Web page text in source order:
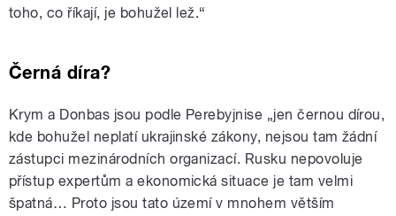
toho, co říkají, je bohužel lež.“
Černá díra?
Krym a Donbas jsou podle Perebyjnise „jen černou dírou,
kde bohužel neplatí ukrajinské zákony, nejsou tam žádní
zástupci mezinárodních organizací. Rusku nepovoluje
přístup expertům a ekonomická situace je tam velmi
špatná… Proto jsou tato území v mnohem větším